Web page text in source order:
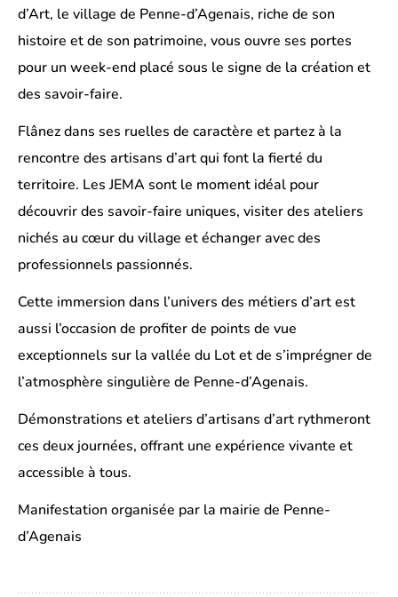
d’Art, le village de Penne-d’Agenais, riche de son
histoire et de son patrimoine, vous ouvre ses portes
pour un week-end placé sous le signe de la création et
des savoir-faire.
Flânez dans ses ruelles de caractère et partez à la
rencontre des artisans d’art qui font la fierté du
territoire. Les JEMA sont le moment idéal pour
découvrir des savoir-faire uniques, visiter des ateliers
nichés au cœur du village et échanger avec des
professionnels passionnés.
Cette immersion dans l’univers des métiers d’art est
aussi l’occasion de profiter de points de vue
exceptionnels sur la vallée du Lot et de s’imprégner de
l’atmosphère singulière de Penne-d’Agenais.
Démonstrations et ateliers d’artisans d’art rythmeront
ces deux journées, offrant une expérience vivante et
accessible à tous.
Manifestation organisée par la mairie de Penne-
d’Agenais